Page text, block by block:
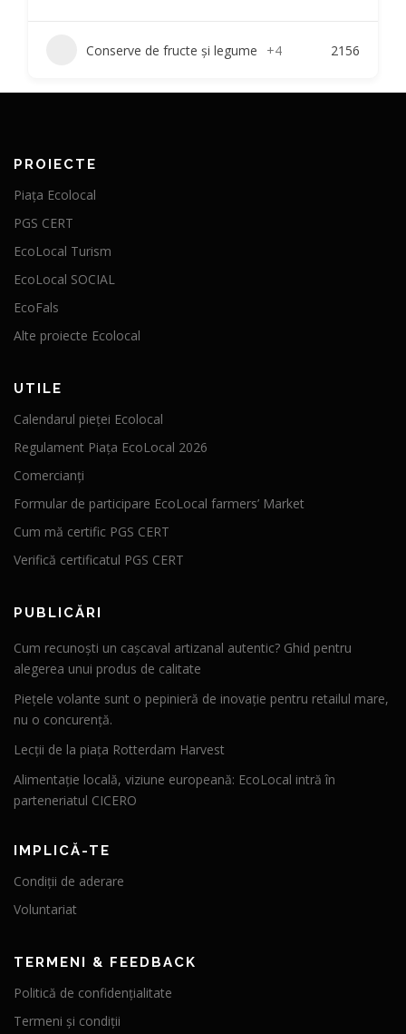
Conserve de fructe și legume +4 2156
PROIECTE
Piața Ecolocal
PGS CERT
EcoLocal Turism
EcoLocal SOCIAL
EcoFals
Alte proiecte Ecolocal
UTILE
Calendarul pieței Ecolocal
Regulament Piața EcoLocal 2026
Comercianți
Formular de participare EcoLocal farmers’ Market
Cum mă certific PGS CERT
Verifică certificatul PGS CERT
PUBLICĂRI
Cum recunoști un cașcaval artizanal autentic? Ghid pentru
alegerea unui produs de calitate
Piețele volante sunt o pepinieră de inovație pentru retailul mare,
nu o concurență.
Lecții de la piața Rotterdam Harvest
Alimentație locală, viziune europeană: EcoLocal intră în
parteneriatul CICERO
IMPLICĂ-TE
Condiții de aderare
Voluntariat
TERMENI & FEEDBACK
Politică de confidențialitate
Termeni și condiții